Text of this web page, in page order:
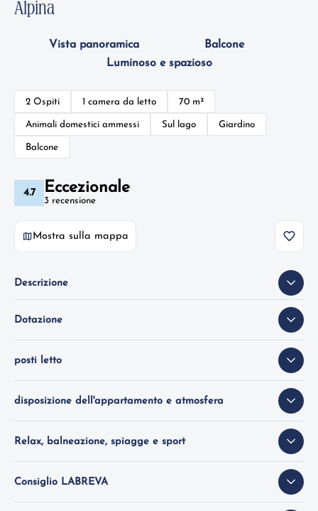
Alpina
Vista panoramica
Balcone
Luminoso e spazioso
2 Ospiti 1 camera da letto 70 m²
Animali domestici ammessi Sul lago Giardino
Balcone
4.7 Eccezionale
3 recensione
Mostra sulla mappa
Descrizione
Dotazione
posti letto
disposizione dell'appartamento e atmosfera
Relax, balneazione, spiagge e sport
Consiglio LABREVA